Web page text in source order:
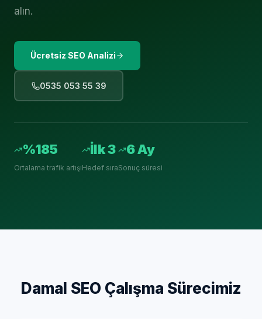
alın.
Ücretsiz SEO Analizi
0535 053 55 39
%185
Ortalama trafik artışı
İlk 3
Hedef sıra
6 Ay
Sonuç süresi
Damal SEO Çalışma Sürecimiz